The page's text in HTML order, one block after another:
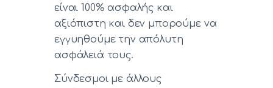
είναι 100% ασφαλής και
αξιόπιστη και δεν μπορούμε να
εγγυηθούμε την απόλυτη
ασφάλειά τους.
Σύνδεσμοι με άλλους